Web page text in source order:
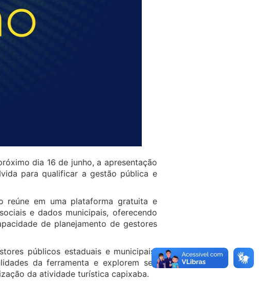
dia 16 de junho, a apresentação
para qualificar a gestão pública e
reúne em uma plataforma gratuita e
e dados municipais, oferecendo
de planejamento de gestores
públicos estaduais e municipais,
da ferramenta e explorem seu
da atividade turística capixaba.